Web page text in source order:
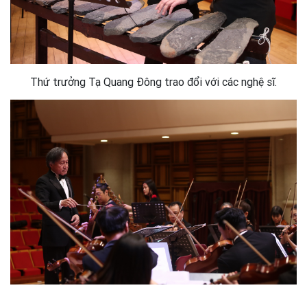
Thứ trưởng Tạ Quang Đông trao đổi với các nghệ sĩ.